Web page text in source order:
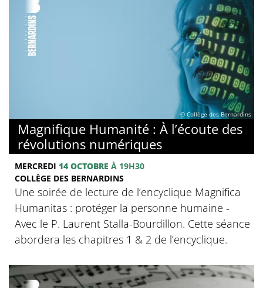
© Collège des Bernardins
Magnifique Humanité : À l’écoute des
révolutions numériques
MERCREDI 14 OCTOBRE À 19H30
COLLÈGE DES BERNARDINS
Une soirée de lecture de l’encyclique Magnifica
Humanitas : protéger la personne humaine -
Avec le P. Laurent Stalla-Bourdillon. Cette séance
abordera les chapitres 1 & 2 de l’encyclique.